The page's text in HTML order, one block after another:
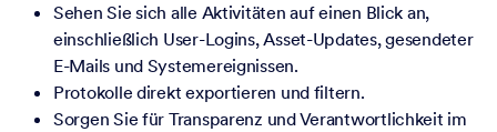
Sehen Sie sich alle Aktivitäten auf einen Blick an,
einschließlich User-Logins, Asset-Updates, gesendeter
E-Mails und Systemereignissen.
Protokolle direkt exportieren und filtern.
Sorgen Sie für Transparenz und Verantwortlichkeit im